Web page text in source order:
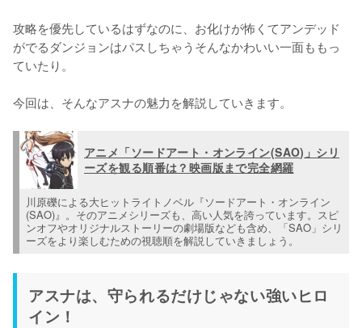
攻略を優先しているはずなのに、お化けが怖くてアンデッド
がでるダンジョンはパスしちゃうそんなかわいい一面ももっ
ていたり。
今回は、そんなアスナの魅力を解説していきます。
アニメ「ソードアート・オンライン(SAO)」シリ
ーズを観る順番は？映画版まで完全網羅
川原礫による大ヒットライトノベル『ソードアート・オンライン
(SAO)』。そのアニメシリーズも、高い人気を誇っています。スピ
ンオフやオリジナルストーリーの劇場版なども含め、「SAO」シリ
ーズをより楽しむための視聴順を解説していきましょう。
アスナは、守られるだけじゃない強いヒロ
イン！